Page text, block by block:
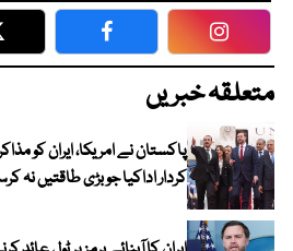
Facebook
متعلقہ خبریں
پاکستان نے امریکا، ایران کو
کردار اداکیا جو بڑی طاقتیں نہ